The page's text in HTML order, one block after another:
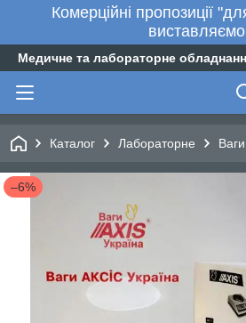
Комерційні пропозиції
Медичне та лабораторне
Каталог Лабораторне
–6%